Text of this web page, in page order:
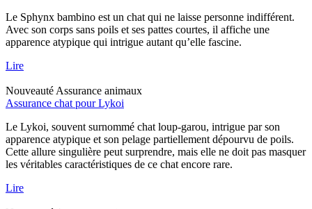
Le Sphynx bambino est un chat qui ne laisse personne indifférent.
Avec son corps sans poils et ses pattes courtes, il affiche une
apparence atypique qui intrigue autant qu’elle fascine.
Lire
Nouveauté Assurance animaux
Assurance chat pour Lykoi
Le Lykoi, souvent surnommé chat loup-garou, intrigue par son
apparence atypique et son pelage partiellement dépourvu de poils.
Cette allure singulière peut surprendre, mais elle ne doit pas masquer
les véritables caractéristiques de ce chat encore rare.
Lire